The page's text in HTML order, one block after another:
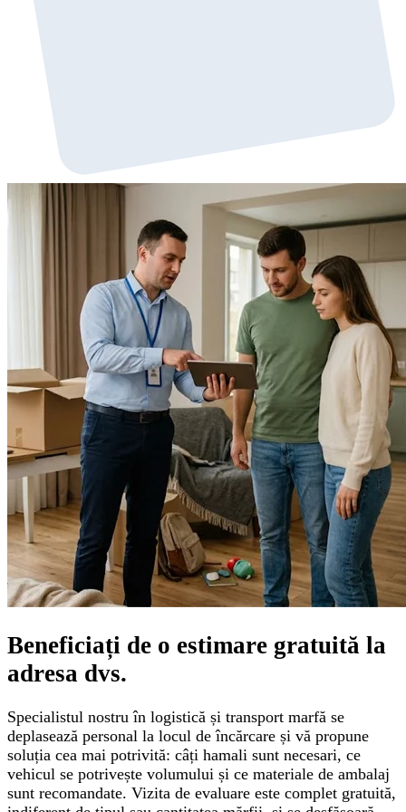
Beneficiați de o estimare gratuită la
adresa dvs.
Specialistul nostru în logistică și transport marfă se
deplasează personal la locul de încărcare și vă propune
soluția cea mai potrivită: câți hamali sunt necesari, ce
vehicul se potrivește volumului și ce materiale de ambalaj
sunt recomandate. Vizita de evaluare este complet gratuită,